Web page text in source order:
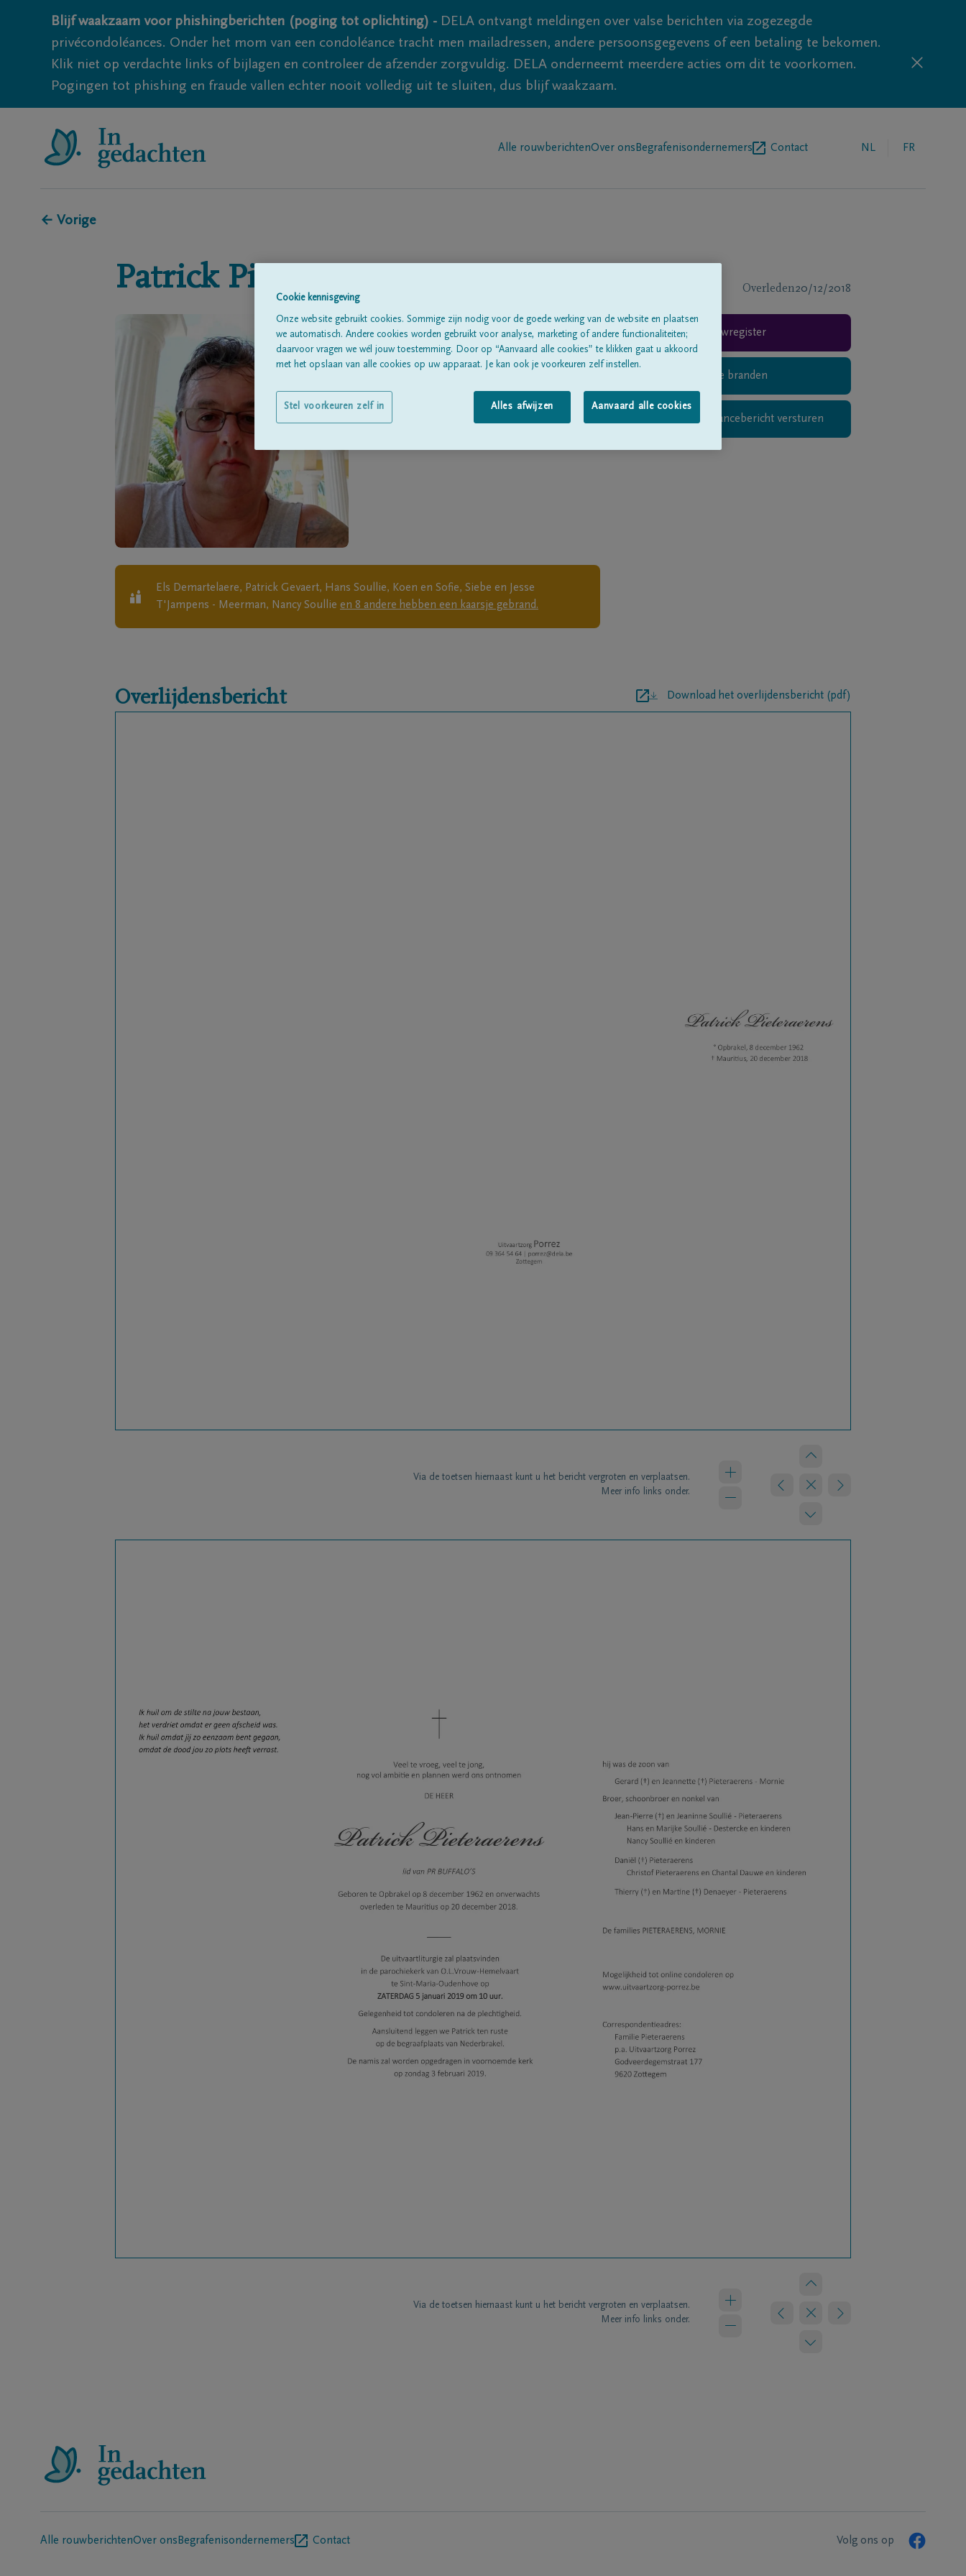
Blijf waakzaam voor phishingberichten (poging tot oplichting) - DELA ontvangt meldingen over valse berichten via zogezegde
privécondoléances. Onder het mom van een condoléance tracht men mailadressen, andere persoonsgegevens of een betaling te bekomen.
Klik niet op verdachte links of bijlagen en controleer de afzender zorgvuldig. DELA onderneemt meerdere acties om dit te voorkomen.
Pogingen tot phishing en fraude vallen echter nooit volledig uit te sluiten, dus blijf waakzaam.
Alle rouwberichtenOver ons Begrafenisondernemers Contact NL FR
← Vorige
Patrick Pieteraerens Overleden20/12/2018
Geboren te opbrakel op 08/12/1962
Overleden 20/12/2018
Woonachtig te
Els Demartelaere, Patrick Gevaert, Hans Soullie, Koen en Sofie, Siebe en Jesse
T'Jampens - Meerman, Nancy Soullie en 8 andere hebben een kaarsje gebrand.
Rouwregister
Digitaal kaarsje branden
Privé condoléancebericht versturen
Overlijdensbericht Download het overlijdensbericht (pdf)
Via de toetsen hiernaast kunt u het bericht vergroten en verplaatsen.
Meer info links onder.
Via de toetsen hiernaast kunt u het bericht vergroten en verplaatsen.
Meer info links onder.
Alle rouwberichtenOver onsBegrafenisondernemers Contact Volg ons op
Cookie kennisgeving
Onze website gebruikt cookies. Sommige zijn nodig voor de goede werking van de website en plaatsen
we automatisch. Andere cookies worden gebruikt voor analyse, marketing of andere functionaliteiten;
daarvoor vragen we wél jouw toestemming. Door op “Aanvaard alle cookies” te klikken gaat u akkoord
met het opslaan van alle cookies op uw apparaat. Je kan ook je voorkeuren zelf instellen.
Alles afwijzen Aanvaard alle cookies
Stel voorkeuren zelf in